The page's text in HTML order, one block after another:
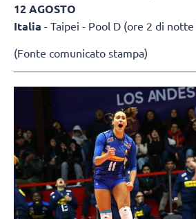
12 AGOSTO
Italia - Taipei - Pool D (ore 2 di
(Fonte comunicato stampa)